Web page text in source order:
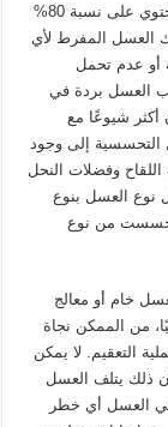
يعتبر العسل مصدرًا مركزًا للسكريات البسيطة، لأنه يحتوي على نسبة 80%
العسل المفرط لأي
أو عدم تحمل
العسل بردة في
شيوعًا مع
التحسسية إلى وجود
وفضلات النحل
نوع العسل بنوع
تحسست من نوع
خام أو معالج
من الممكن نجاة
التعقيم. لا يمكن
ذلك يتلف العسل
في العسل أي خطر